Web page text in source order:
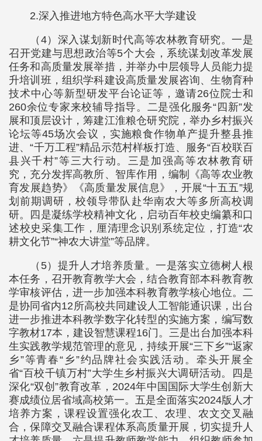
2.深入推进地方特色高水平大学建设
（4）深入谋划新时代高等农林教育研究。一是
召开党建与思想政治等5个大会，系统谋划改革发展
任务和高质量发展举措，并举办中层领导人员能力提
升培训班，组织学科建设高质量发展咨询、生物育种
技术中心等新型研发平台论证等，邀请26位院士和
260余位专家来校辅导指导。二是强化服务“四新”发
展和顶层设计，筹建江淮粮仓研究院，举办乡村振兴
论坛等45场次会议，实施粮食作物单产提升整县推
进、“千万工程”精品示范村样板打造、服务“百校联百
县兴千村”等三大行动。三是加强高等农林教育研
究，充分发挥高教所、智库作用，编制《高等农业教
育发展趋势》《高质量发展信息》，开展“十五五”规
划前期调研，校领导带队赴华南农大等多所高校调
研。四是凝练学校精神文化，启动百年校史编纂和口
述校史采集工作，厘清理念识别系统定位，打造“农
耕文化节”“神农大讲堂”等品牌。
（5）提升人才培养质量。一是落实立德树人根
本任务，召开教育教学大会，结合教育部本科教育教
学审核评估，进一步加强本科教育教学核心地位。二
是协同省内12所高校共同建设人工智能通识课，出台
进一步推进本科教学数字化转型的实施方案，编写数
字教材17本，建设智慧课程16门。三是出台加强本科
生实践教学规范管理的意见，持续开展“三下乡”“返家
乡”等青春“乡”约品牌社会实践活动。牵头开展全
省“百校千镇万村”大学生乡村振兴大调研活动。四是
深化“双创”教育改革，2024年中国国际大学生创新大
赛成绩位居省域高校第一。五是全面落实2024版人才
培养方案，课程设置强化农工、农理、农文交叉融
合，保障交叉融合课程体系高质量开展，切实提升人